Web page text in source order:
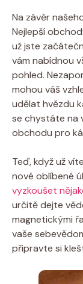
Na závěr
Nejlepší
už jste
vám nabídnou
pohled.
mohou váš
udělat hvězdu
se chystáte na
obchodu pro
Teď, když už
nové oblíbené
vyzkoušet
určitě dejte
magnetickými
vaše
připravte si